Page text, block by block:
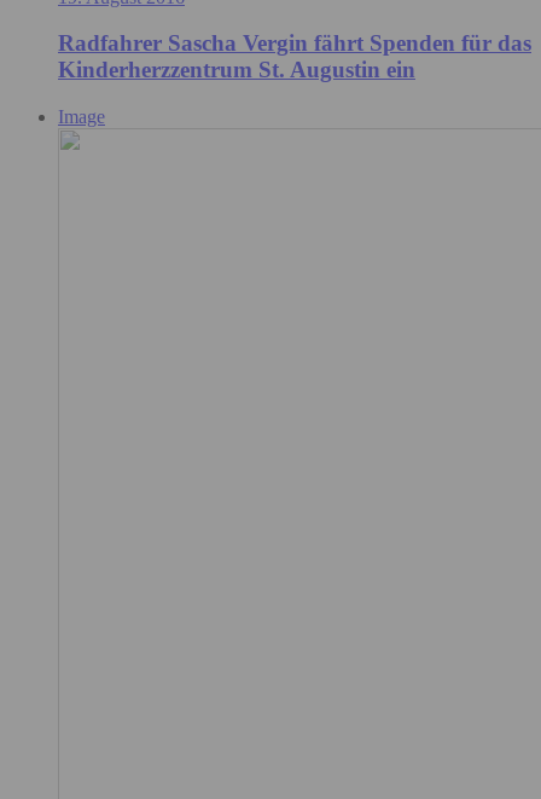
Radfahrer Sascha Vergin fährt Spenden für das
Kinderherzzentrum St. Augustin ein
Image